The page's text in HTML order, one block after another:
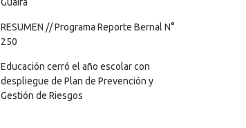
RESUMEN // Programa Reporte Bernal N°
250
Educación cerró el año escolar con
despliegue de Plan de Prevención y
Gestión de Riesgos